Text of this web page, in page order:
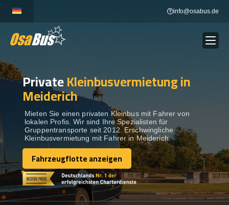
content
info@osabus.de
BUSVERMIETUNG Show dropdown
REISEZIELE
FLOTTE
KONTAKTIEREN SIE UNS
KONTAKTIEREN SIE UNS
PrivateKleinbusvermietung in
Meiderich
Mieten Sie einen privaten Kleinbus mit Fahrer von
lokalen Profis. Wir sind Ihre Spezialisten für
Gruppentransporte seit 2012. Erschwingliche
Kleinbusvermietung mit Fahrer in Meiderich.
Fahrzeugflotte anzeigen
Fahrzeugflotte anzeigen